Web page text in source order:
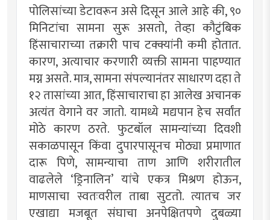
पोलिसांच्या डेटावरून असे दिसून आले आहे की, ९०
मिनिटांचा सामना सुरू असतो, तेव्हा कौटुंबिक
हिंसाचाराच्या तक्रारी पाच टक्क्यांनी कमी होतात.
कारण, अत्याचार करणारी व्यक्ती सामना पाहण्यात
मग्न असते. मात्र, सामना संपल्यानंतर साधारण दहा ते
१२ तासांच्या आत, हिंसाचाराचा हा आलेख अचानक
अत्यंत वेगाने वर जातो. यामध्ये मद्यपान हेच सर्वांत
मोठे कारण ठरते. फुटबॉल सामन्यांच्या दिवशी
सकाळपासून किंवा दुपारपासूनच मोठ्या प्रमाणात
दारू पिणे, सामन्याचा ताण आणि शरीरातील
वाढलेले ‘ड्रिनालिन’ यांचे एकत्र मिश्रण होऊन,
माणसाचा स्वतःवरील ताबा सुटतो. त्यातच जर
एखाद्या मजबूत संघाचा अनपेक्षितपणे दुबळ्या